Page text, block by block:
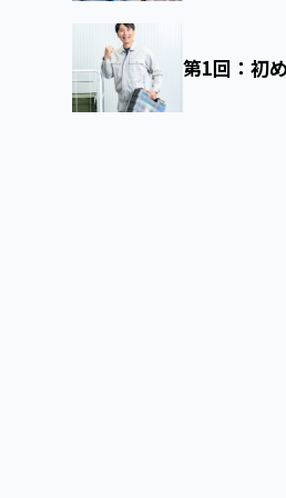
第1回：初